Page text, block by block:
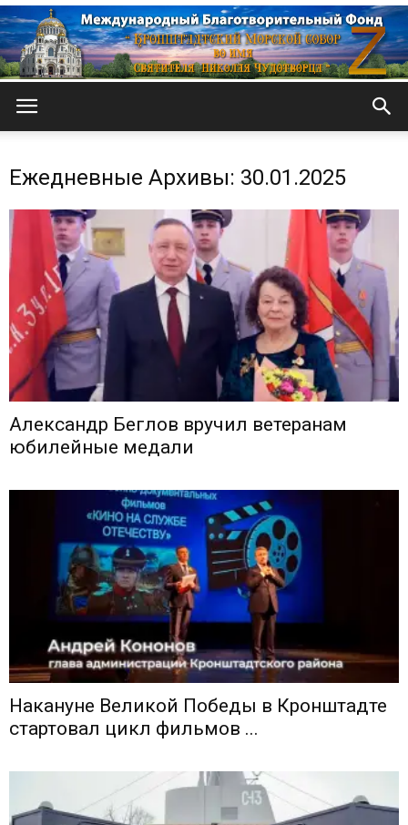
собор
Ежедневные Архивы: 30.01.2025
Александр Беглов вручил ветеранам
юбилейные медали
Накануне Великой Победы в Кронштадте
стартовал цикл фильмов ...